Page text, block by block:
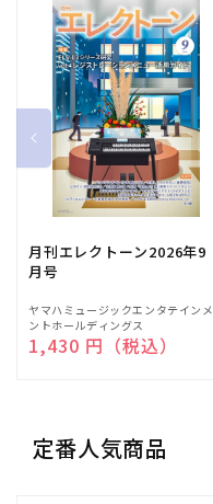
月刊エレクトーン2026年9
月号
販
売
元:
ヤマハミュージックエンタテインメ
ントホールディングス
通常価格
1,430 円（税込）
定番人気商品